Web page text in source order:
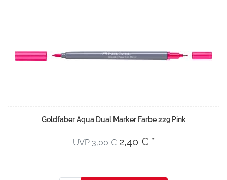
Goldfaber Aqua Dual Marker Farbe 229 Pink
UVP3,00 € 2,40 € *